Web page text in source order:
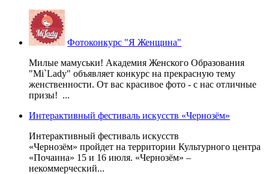
Фотоконкурс "Я Женщина"
Милые мамуськи! Академия Женского Образования
"Mi`Lady" объявляет конкурс на прекрасную тему
женственности. От вас красивое фото - с нас отличные
призы! ...
Интерактивный фестиваль искусств «Чернозём»
Интерактивный фестиваль искусств
«Чернозём» пройдет на территории Культурного центра
«Почаина» 15 и 16 июля. «Чернозём» –
некоммерческий...